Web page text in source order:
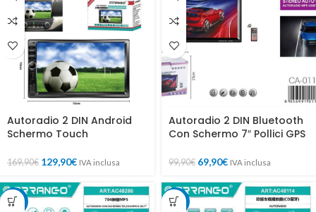
Autoradio 2 DIN Android
Schermo Touch
169,90€ 129,90€ IVA inclusa
Autoradio 2 DIN Bluetooth
Con Schermo 7″ Pollici GPS
99,90€ 69,90€ IVA inclusa
-15% -30%